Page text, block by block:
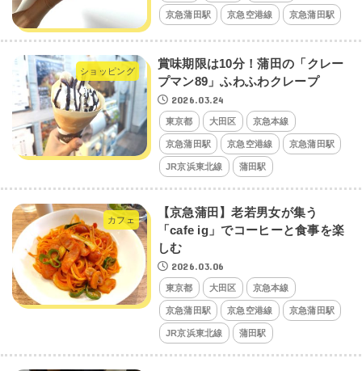
京急蒲田駅 京急空港線 京急蒲田駅
ショッピング
賞味期限は10分！蒲田の「クレー
プマン89」ふわふわクレープ
2026.03.24
東京都 大田区 京急本線
京急蒲田駅 京急空港線 京急蒲田駅
JR京浜東北線 蒲田駅
カフェ
【京急蒲田】老若男女が集う
「cafe ig」でコーヒーと食事を楽
しむ
2026.03.06
東京都 大田区 京急本線
京急蒲田駅 京急空港線 京急蒲田駅
JR京浜東北線 蒲田駅